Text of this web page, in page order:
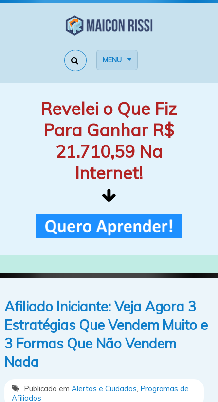
MENU
Revelei o Que Fiz
Para Ganhar R$
21.710,59 Na
Internet!
Afiliado Iniciante: Veja Agora 3
Estratégias Que Vendem Muito e
3 Formas Que Não Vendem
Nada
Publicado em Alertas e Cuidados Programas de
Afiliados